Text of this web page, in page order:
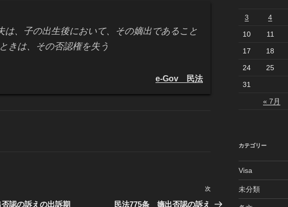
、子の出生後において、その嫡出であること
きは、その否認権を失う
e-Gov 民法
認の訴えの出訴期
の
次
民法775条 嫡出否認の訴え
« 7月
3 4
10 11
17 18
24 25
31
カテゴリー
Visa
未分類